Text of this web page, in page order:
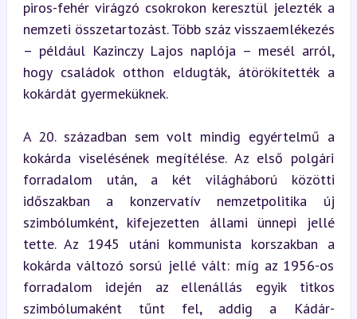
piros-fehér virágzó csokrokon keresztül jelezték a
nemzeti összetartozást. Több száz visszaemlékezés
– például Kazinczy Lajos naplója – mesél arról,
hogy családok otthon eldugták, átörökítették a
kokárdát gyermeküknek.
A 20. században sem volt mindig egyértelmű a
kokárda viselésének megítélése. Az első polgári
forradalom után, a két világháború közötti
időszakban a konzervatív nemzetpolitika új
szimbólumként, kifejezetten állami ünnepi jellé
tette. Az 1945 utáni kommunista korszakban a
kokárda változó sorsú jellé vált: míg az 1956-os
forradalom idején az ellenállás egyik titkos
szimbólumaként tűnt fel, addig a Kádár-